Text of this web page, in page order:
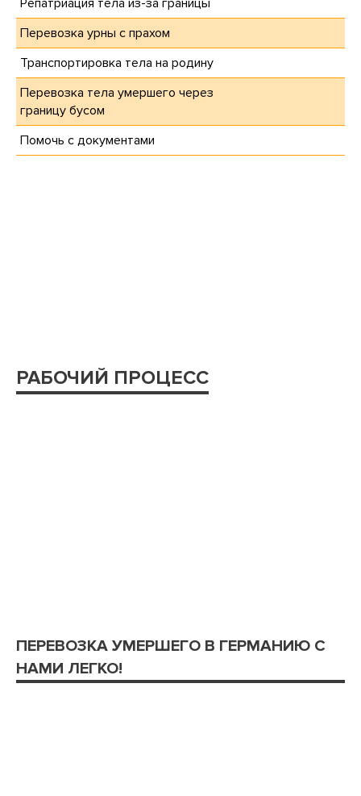
Репатриация тела из-за границы
Перевозка урны с прахом
Транспортировка тела на родину
Перевозка тела умершего через
границу бусом
Помочь с документами
РАБОЧИЙ ПРОЦЕСС
ПЕРЕВОЗКА УМЕРШЕГО В ГЕРМАНИЮ С
НАМИ ЛЕГКО!